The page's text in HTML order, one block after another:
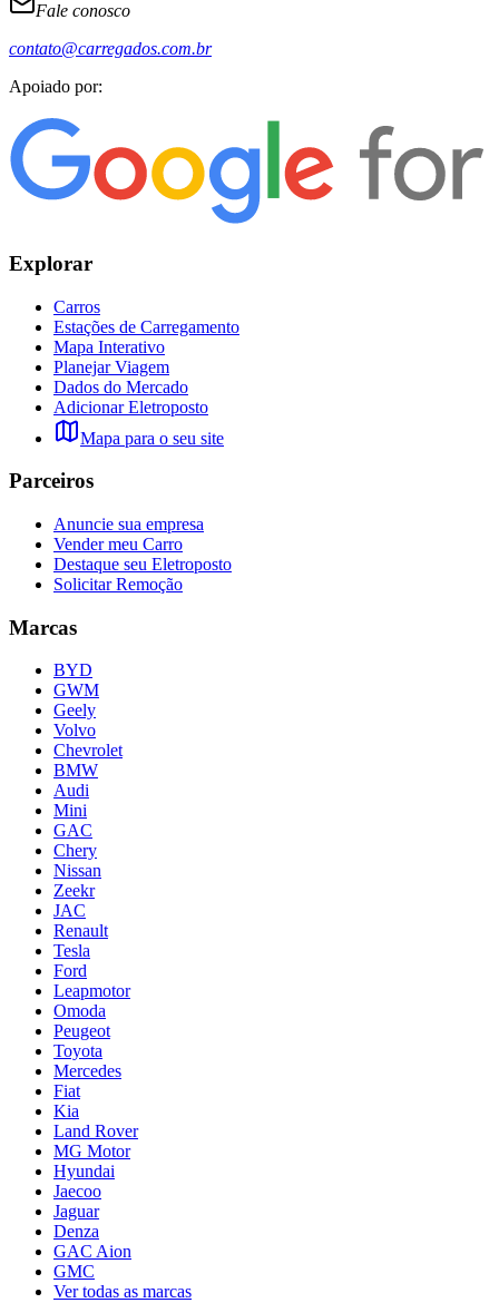
Fale conosco
contato@carregados.com.br
Apoiado por:
Explorar
Carros
Estações de Carregamento
Mapa Interativo
Planejar Viagem
Dados do Mercado
Adicionar Eletroposto
Mapa para o seu site
Parceiros
Anuncie sua empresa
Vender meu Carro
Destaque seu Eletroposto
Solicitar Remoção
Marcas
BYD
GWM
Geely
Volvo
Chevrolet
BMW
Audi
Mini
GAC
Chery
Nissan
Zeekr
JAC
Renault
Tesla
Ford
Leapmotor
Omoda
Peugeot
Toyota
Mercedes
Fiat
Kia
Land Rover
MG Motor
Hyundai
Jaecoo
Jaguar
Denza
GAC Aion
GMC
Ver todas as marcas